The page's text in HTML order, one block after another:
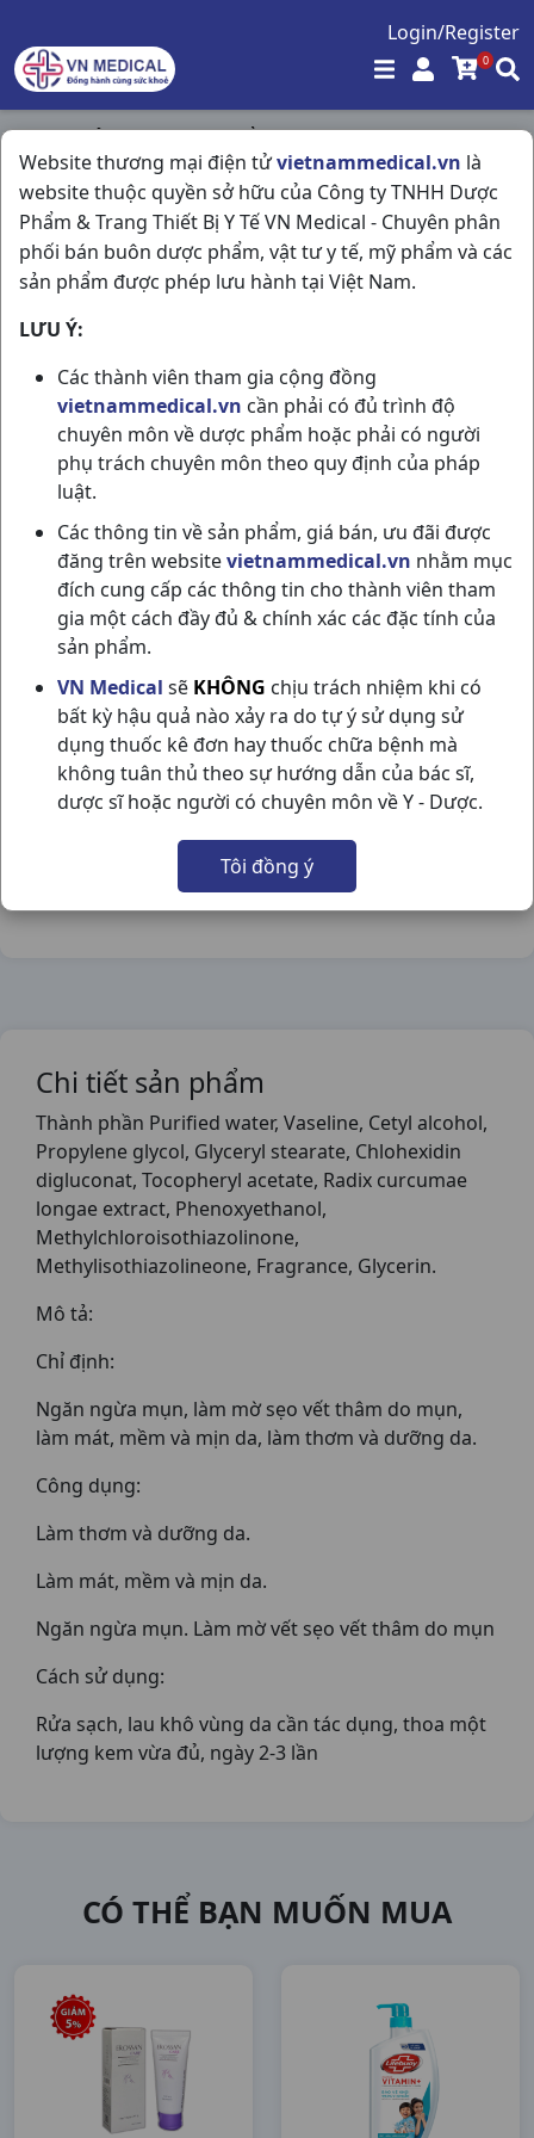
Login/Register
0
Website thương mại điện tửvietnammedical.vn là
website thuộc quyền sở hữu của Công ty TNHH Dược
Phẩm & Trang Thiết Bị Y Tế VN Medical - Chuyên phân
phối bán buôn dược phẩm, vật tư y tế, mỹ phẩm và các
sản phẩm được phép lưu hành tại Việt Nam.
LƯU Ý:
Các thành viên tham gia cộng đồng
vietnammedical.vn cần phải có đủ trình độ
chuyên môn về dược phẩm hoặc phải có người
phụ trách chuyên môn theo quy định của pháp
luật.
Các thông tin về sản phẩm, giá bán, ưu đãi được
đăng trên websitevietnammedical.vn nhằm mục
đích cung cấp các thông tin cho thành viên tham
gia một cách đầy đủ & chính xác các đặc tính của
sản phẩm.
VN Medical sẽ KHÔNG chịu trách nhiệm khi có
bất kỳ hậu quả nào xảy ra do tự ý sử dụng sử
dụng thuốc kê đơn hay thuốc chữa bệnh mà
không tuân thủ theo sự hướng dẫn của bác sĩ,
dược sĩ hoặc người có chuyên môn về Y - Dược.
Tôi đồng ý
Trang chủ / Hóa - Mỹ Phẩm /
Yoosun Nghệ T25gr Đại Bắc
YOOSUN NGHỆ T25GR ĐẠI BẮC
NSX:Đại Bắc
Nhóm hàng:Hóa - Mỹ Phẩm,
Chia sẻ qua mạng xã hội:
Chi tiết sản phẩm
Thành phần Purified water, Vaseline, Cetyl alcohol,
Propylene glycol, Glyceryl stearate, Chlohexidin
digluconat, Tocopheryl acetate, Radix curcumae
longae extract, Phenoxyethanol,
Methylchloroisothiazolinone,
Methylisothiazolineone, Fragrance, Glycerin.
Mô tả:
Chỉ định:
Ngăn ngừa mụn, làm mờ sẹo vết thâm do mụn,
làm mát, mềm và mịn da, làm thơm và dưỡng da.
Công dụng:
Làm thơm và dưỡng da.
Làm mát, mềm và mịn da.
Ngăn ngừa mụn. Làm mờ vết sẹo vết thâm do mụn
Cách sử dụng:
Rửa sạch, lau khô vùng da cần tác dụng, thoa một
lượng kem vừa đủ, ngày 2-3 lần
CÓ THỂ BẠN MUỐN MUA